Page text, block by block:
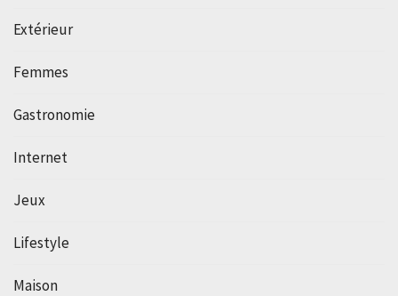
Extérieur
Femmes
Gastronomie
Internet
Jeux
Lifestyle
Maison